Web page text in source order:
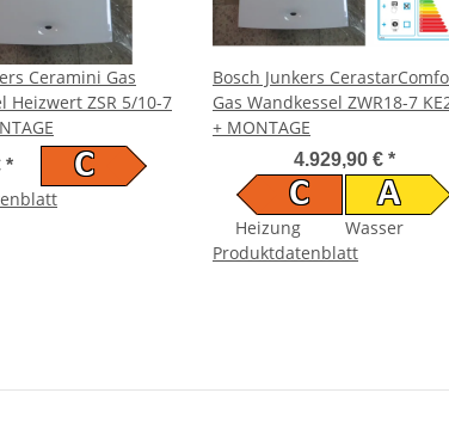
Ceramini Gas
Heizwert ZSR 5/10-7
* C
Bosch Junkers
Gas Wandkessel ZWR18-7
+ MONTAGE
4.929,90 € *
C
Heizung
A
Wasser
Produktdatenblatt